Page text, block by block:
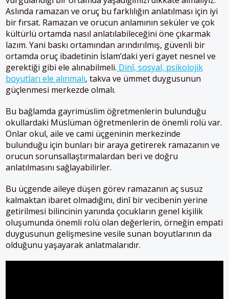
Aslında ramazan ve oruç bu farklılığın anlatılması için iyi
bir fırsat. Ramazan ve orucun anlamının seküler ve çok
kültürlü ortamda nasıl anlatılabileceğini öne çıkarmak
lazım. Yani baskı ortamından arındırılmış, güvenli bir
ortamda oruç ibadetinin İslam’daki yeri gayet nesnel ve
gerektiği gibi ele alınabilmeli. Dinî, sosyal, psikolojik
boyutları ele alınmalı, takva ve ümmet duygusunun
güçlenmesi merkezde olmalı.
Bu bağlamda gayrimüslim öğretmenlerin bulunduğu
okullardaki Müslüman öğretmenlerin de önemli rolü var.
Onlar okul, aile ve cami üçgeninin merkezinde
bulunduğu için bunları bir araya getirerek ramazanın ve
orucun sorunsallaştırmalardan beri ve doğru
anlatılmasını sağlayabilirler.
Bu üçgende aileye düşen görev ramazanın aç susuz
kalmaktan ibaret olmadığını, dinî bir vecibenin yerine
getirilmesi bilincinin yanında çocukların genel kişilik
oluşumunda önemli rolü olan değerlerin, örneğin empati
duygusunun gelişmesine vesile sunan boyutlarının da
olduğunu yaşayarak anlatmalarıdır.